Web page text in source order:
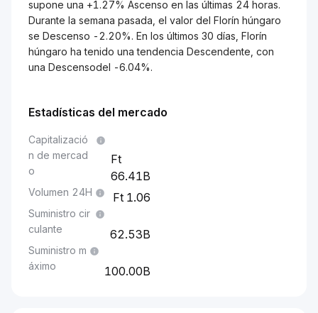
supone una +1.27% Ascenso en las últimas 24 horas.
Durante la semana pasada, el valor del Florín húngaro
se Descenso -2.20%. En los últimos 30 días, Florín
húngaro ha tenido una tendencia Descendente, con
una Descensodel -6.04%.
Estadísticas del mercado
Capitalizació
n de mercad
o
66.41B
Volumen 24H 1.06
Suministro cir
culante
62.53B
Suministro m
áximo
100.00B